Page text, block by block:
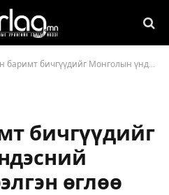
бичгүүдийг Монголын үндэсний музейд хүлээлгэн өглөө
бичгүүдийг
өглөө